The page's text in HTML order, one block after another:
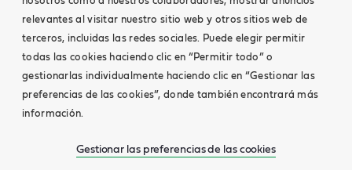
relevantes al visitar nuestro sitio web y otros sitios web de
terceros, incluidas las redes sociales. Puede elegir permitir
todas las cookies haciendo clic en “Permitir todo” o
gestionarlas individualmente haciendo clic en “Gestionar las
preferencias de las cookies”, donde también encontrará más
información.
Gestionar las preferencias de las cookies